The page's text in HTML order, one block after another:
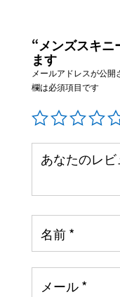
“メンズスキニ
ます
メールアドレスが公開
欄は必須項目です